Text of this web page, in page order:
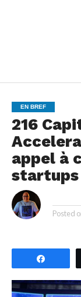
EN BREF
216
appel à
startups
Posted